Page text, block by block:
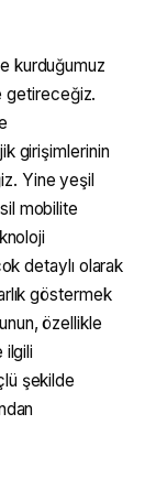
kurduğumuz
getireceğiz.
girişimlerinin
Yine yeşil
mobilite
detaylı olarak
göstermek
özellikle
ilgili
şekilde